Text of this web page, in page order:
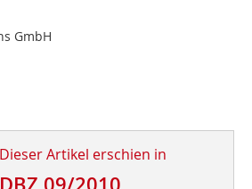
GmbH
Dieser Artikel erschien in